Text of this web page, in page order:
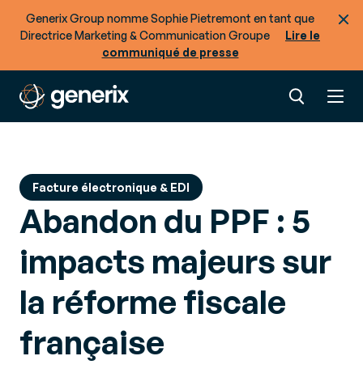
Generix Group nomme Sophie Pietremont en tant que
Directrice Marketing & Communication Groupe
Lire le
communiqué de presse
Facture électronique & EDI
Abandon du PPF : 5
impacts majeurs sur
la réforme fiscale
française
Un choix stratégique pour sécuriser la réforme
Nos derniers contenus
Prêt à optimiser les flux de biens et de données
de votre Supply Chain ?